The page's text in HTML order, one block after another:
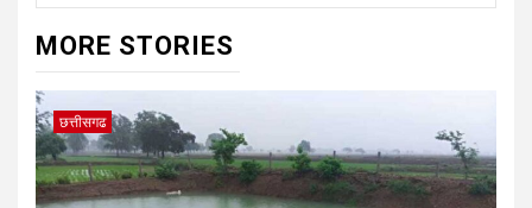
MORE STORIES
छत्तीसगढ